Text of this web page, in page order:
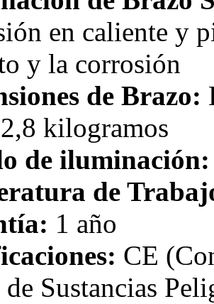
en caliente y
y la corrosión
de Brazo:
2,8 kilogramos
de iluminación:
de
1 año
CE
Sustancias